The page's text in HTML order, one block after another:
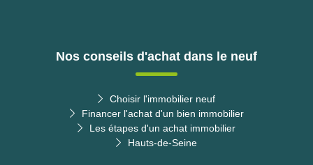
Nos conseils d'achat dans le neuf
Choisir l'immobilier neuf
Financer l'achat d'un bien immobilier
Les étapes d'un achat immobilier
Hauts-de-Seine